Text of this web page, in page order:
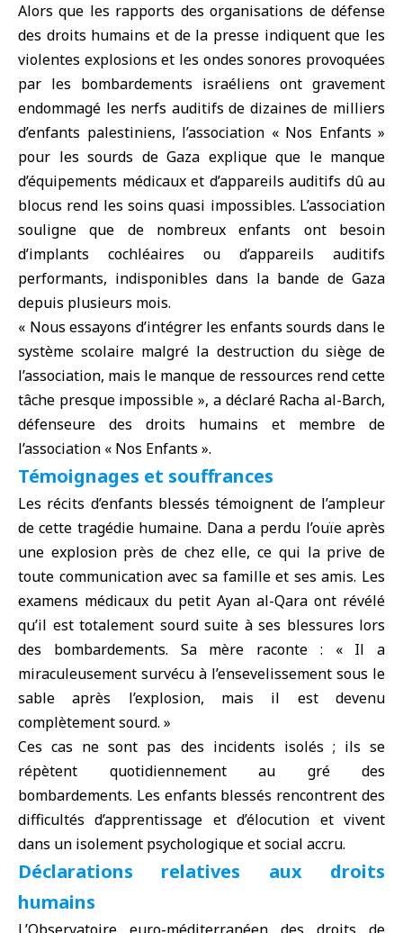
Alors que les rapports des organisations de défense
des droits humains et de la presse indiquent que les
violentes explosions et les ondes sonores provoquées
par les bombardements israéliens ont gravement
endommagé les nerfs auditifs de dizaines de milliers
d’enfants palestiniens, l’association « Nos Enfants »
pour les sourds de Gaza explique que le manque
d’équipements médicaux et d’appareils auditifs dû au
blocus rend les soins quasi impossibles. L’association
souligne que de nombreux enfants ont besoin
d’implants cochléaires ou d’appareils auditifs
performants, indisponibles dans la bande de Gaza
depuis plusieurs mois.
« Nous essayons d’intégrer les enfants sourds dans le
système scolaire malgré la destruction du siège de
l’association, mais le manque de ressources rend cette
tâche presque impossible », a déclaré Racha al-Barch,
défenseure des droits humains et membre de
l’association « Nos Enfants ».
Témoignages et souffrances
Les récits d’enfants blessés témoignent de l’ampleur
de cette tragédie humaine. Dana a perdu l’ouïe après
une explosion près de chez elle, ce qui la prive de
toute communication avec sa famille et ses amis. Les
examens médicaux du petit Ayan al-Qara ont révélé
qu’il est totalement sourd suite à ses blessures lors
des bombardements. Sa mère raconte : « Il a
miraculeusement survécu à l’ensevelissement sous le
sable après l’explosion, mais il est devenu
complètement sourd. »
Ces cas ne sont pas des incidents isolés ; ils se
répètent quotidiennement au gré des
bombardements. Les enfants blessés rencontrent des
difficultés d’apprentissage et d’élocution et vivent
dans un isolement psychologique et social accru.
Déclarations relatives aux droits
humains